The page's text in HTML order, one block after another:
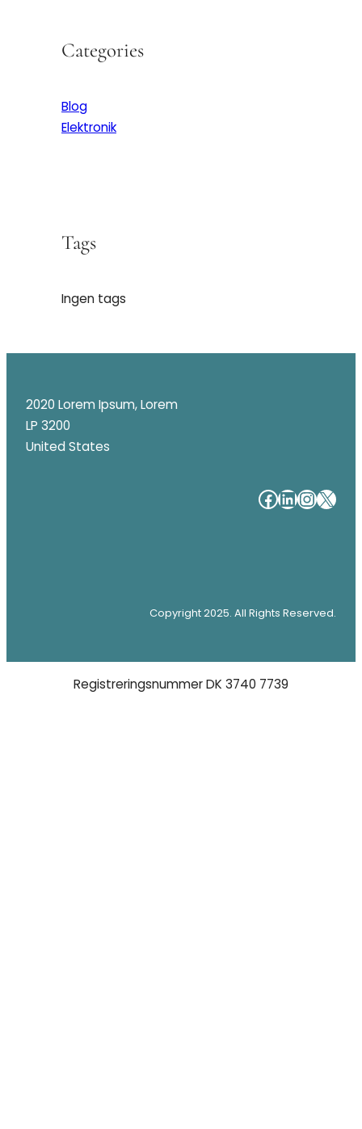
Categories
Blog
Elektronik
Tags
Ingen tags
2020 Lorem Ipsum, Lorem
LP 3200
United States
####
Copyright 2025. All Rights Reserved.
Registreringsnummer DK 3740 7739